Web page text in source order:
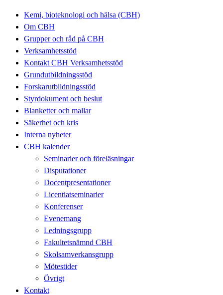
Kemi, bioteknologi och hälsa (CBH)
Om CBH
Grupper och råd på CBH
Verksamhetsstöd
Kontakt CBH Verksamhetsstöd
Grundutbildningsstöd
Forskarutbildningsstöd
Styrdokument och beslut
Blanketter och mallar
Säkerhet och kris
Interna nyheter
CBH kalender
Seminarier och föreläsningar
Disputationer
Docentpresentationer
Licentiatseminarier
Konferenser
Evenemang
Ledningsgrupp
Fakultetsnämnd CBH
Skolsamverkansgrupp
Mötestider
Övrigt
Kontakt